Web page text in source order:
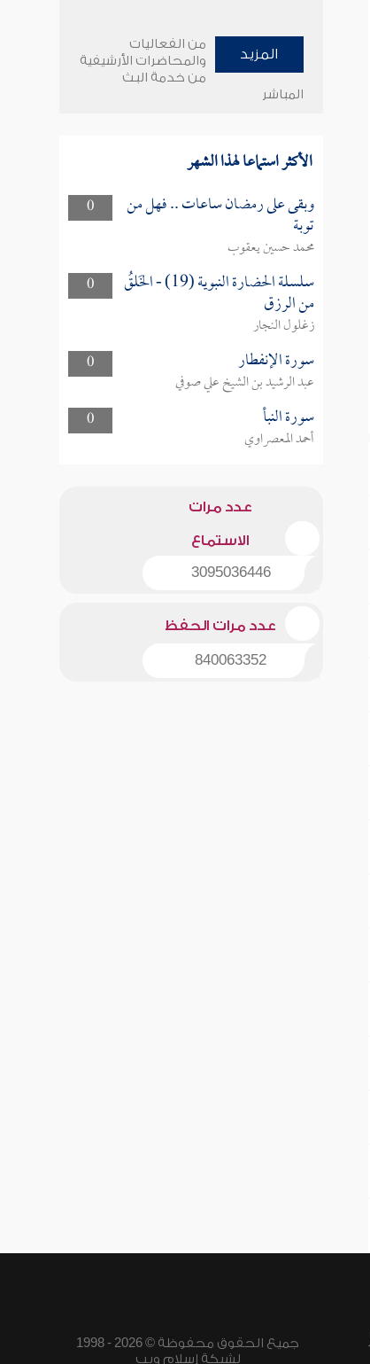
المزيد
من الفعاليات
والمحاضرات الأرشيفية
من خدمة البث
المباشر
الأكثر استماعا لهذا الشهر
0 وبقى على رمضان ساعات .. فهل من
توبة
محمد حسين يعقوب
0
سلسلة الحضارة النبوية (19) - الخَلقُ
من الرزق
زغلول النجار
0
سورة الإنفطار
عبد الرشيد بن الشيخ علي صوفي
0
سورة النبأ
أحمد المعصراوي
عدد مرات
الاستماع
3095036446
عدد مرات الحفظ
840063352
جميع الحقوق محفوظة © 2026 - 1998
لشبكة إسلام ويب